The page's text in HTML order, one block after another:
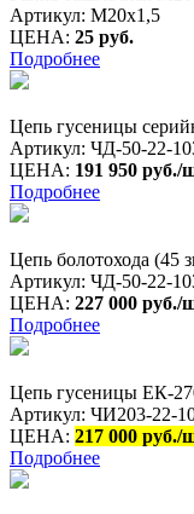
Артикул: М20х1,5
ЦЕНА: 25 руб.
Подробнее
Цепь гусеницы
Артикул: ЧД-50-22-
ЦЕНА: 191 950 руб./
Подробнее
Цепь болотохода (45
Артикул: ЧД-50-22-
ЦЕНА: 227 000 руб./
Подробнее
Цепь гусеницы ЕК-
Артикул: ЧИ203-22-
ЦЕНА: 217 000 руб./
Подробнее